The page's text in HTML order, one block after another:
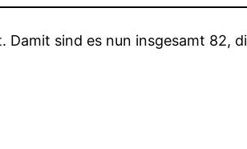
sind es nun insgesamt 82,